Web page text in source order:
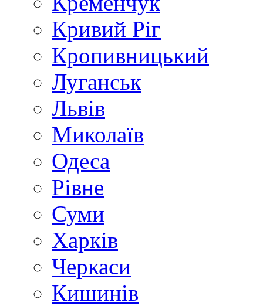
Кривий Ріг
Кропивницький
Луганськ
Львів
Миколаїв
Одеса
Рівне
Суми
Харків
Черкаси
Кишинів